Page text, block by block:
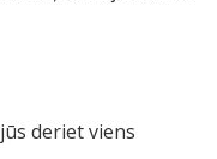
deriet viens